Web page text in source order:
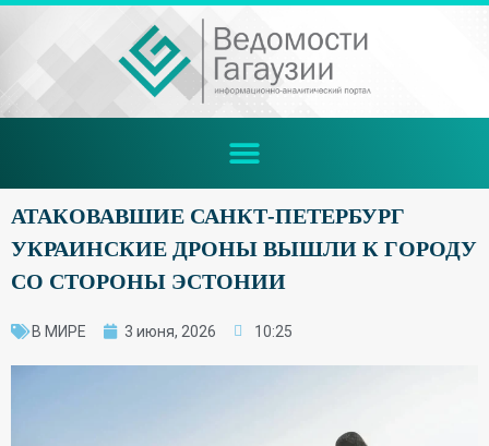
АТАКОВАВШИЕ САНКТ-ПЕТЕРБУРГ
УКРАИНСКИЕ ДРОНЫ ВЫШЛИ К ГОРОДУ
СО СТОРОНЫ ЭСТОНИИ
В МИРЕ 3 июня, 2026 10:25